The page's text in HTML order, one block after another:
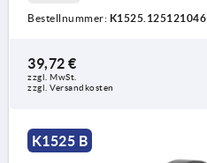
Bestellnummer: K1525.125121046
39,72 €
zzgl. MwSt.
zzgl. Versandkosten
K1525 B